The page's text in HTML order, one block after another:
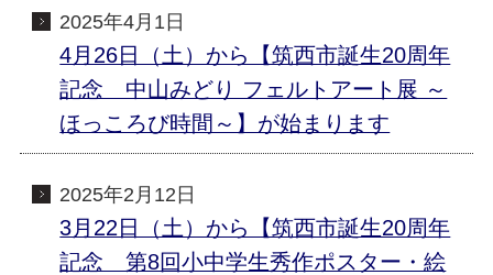
2025年4月1日
4月26日（土）から【筑西市誕生20周年
記念 中山みどり フェルトアート展 ～
ほっころび時間～】が始まります
2025年2月12日
3月22日（土）から【筑西市誕生20周年
記念 第8回小中学生秀作ポスター・絵